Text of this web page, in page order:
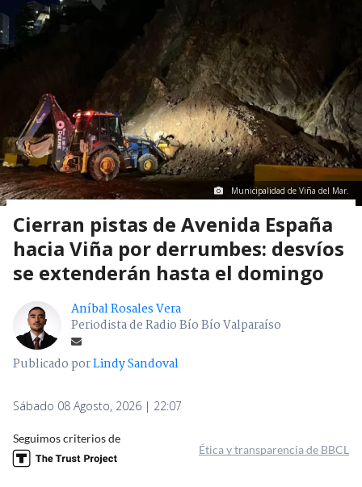
Municipalidad de Viña del Mar.
Cierran pistas de Avenida España
hacia Viña por derrumbes: desvíos
se extenderán hasta el domingo
Aníbal Rosales Vera
Periodista de Radio Bío Bío Valparaíso
Publicado porLindy Sandoval
Sábado 08 Agosto, 2026 | 22:07
Seguimos criterios de
Ética y transparencia de BBCL